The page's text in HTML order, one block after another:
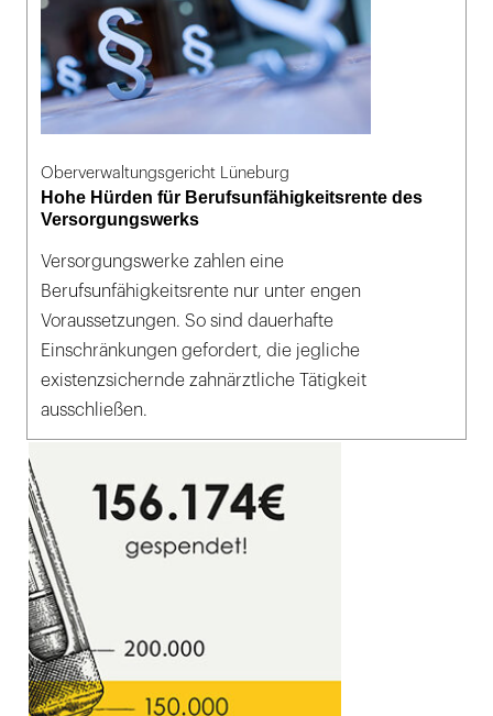
Oberverwaltungsgericht Lüneburg
Hohe Hürden für Berufsunfähigkeitsrente des
Versorgungswerks
Versorgungswerke zahlen eine
Berufsunfähigkeitsrente nur unter engen
Voraussetzungen. So sind dauerhafte
Einschränkungen gefordert, die jegliche
existenzsichernde zahnärztliche Tätigkeit
ausschließen.